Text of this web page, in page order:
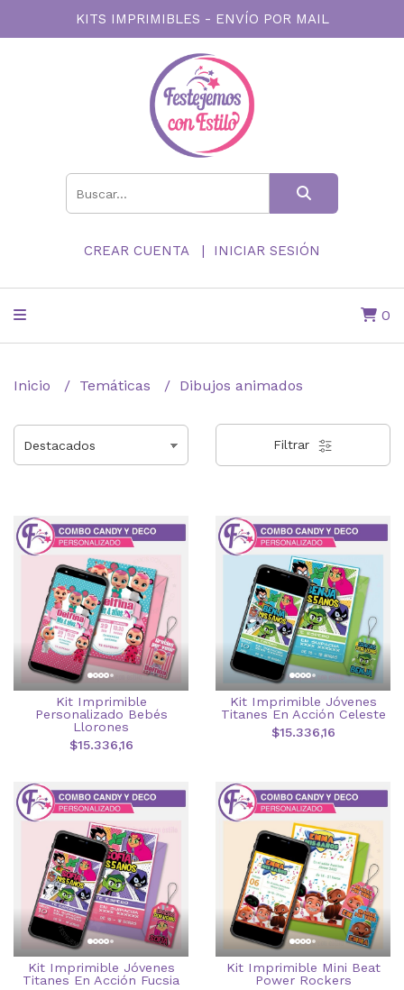
KITS IMPRIMIBLES - ENVÍO POR MAIL
CREAR CUENTA INICIAR SESIÓN
0
Inicio Temáticas Dibujos animados
Filtrar
Kit Imprimible
Personalizado Bebés
Llorones
$15.336,16
Kit Imprimible Jóvenes
Titanes En Acción Celeste
$15.336,16
Kit Imprimible Jóvenes
Titanes En Acción Fucsia
Kit Imprimible Mini Beat
Power Rockers